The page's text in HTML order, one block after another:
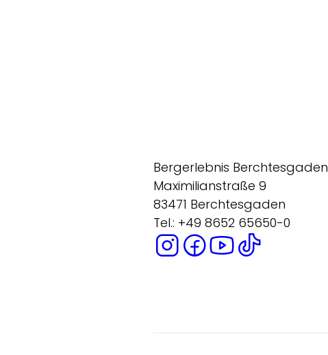
Bergerlebnis Berchtesgaden
Maximilianstraße 9
83471 Berchtesgaden
Tel.: +49 8652 65650-0